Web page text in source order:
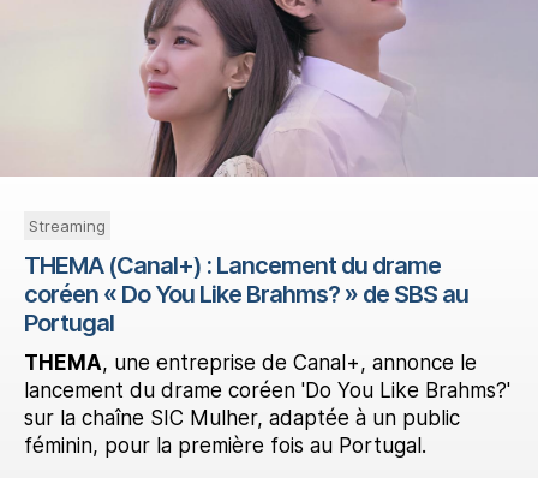
Streaming
THEMA (Canal+) : Lancement du drame
coréen « Do You Like Brahms? » de SBS au
Portugal
THEMA, une entreprise de Canal+, annonce le
lancement du drame coréen 'Do You Like Brahms?'
sur la chaîne SIC Mulher, adaptée à un public
féminin, pour la première fois au Portugal.